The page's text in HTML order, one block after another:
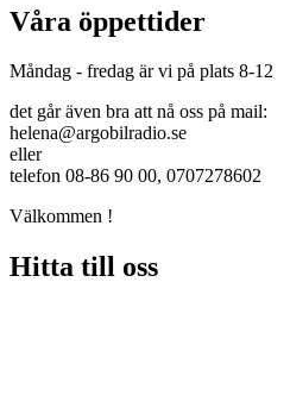
Våra öppettider
Måndag - fredag är vi på plats 8-12
det går även bra att nå oss på mail:
helena@argobilradio.se
eller
telefon 08-86 90 00, 0707278602
Välkommen !
Hitta till oss